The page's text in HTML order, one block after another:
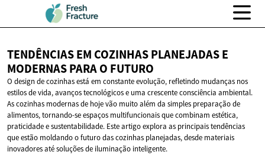
TENDÊNCIAS EM COZINHAS PLANEJADAS E
MODERNAS PARAO FUTURO
O design de cozinhas está em constante evolução, refletindo mudanças nos
estilos de vida, avanços tecnológicos e uma crescente consciência ambiental.
As cozinhas modernas de hoje vão muito além da simples preparação de
alimentos, tornando-se espaços multifuncionais que combinam estética,
praticidade e sustentabilidade. Este artigo explora as principais tendências
que estão moldando o futuro das cozinhas planejadas, desde materiais
inovadores até soluções de iluminação inteligente.